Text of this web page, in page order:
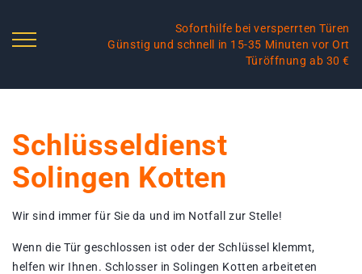
Soforthilfe bei versperrten Türen
Günstig und schnell in 15-35 Minuten vor Ort
Türöffnung ab 30 €
Schlüsseldienst
Solingen Kotten
Wir sind immer für Sie da und im Notfall zur Stelle!
Wenn die Tür geschlossen ist oder der Schlüssel klemmt,
helfen wir Ihnen. Schlosser in Solingen Kotten arbeiteten